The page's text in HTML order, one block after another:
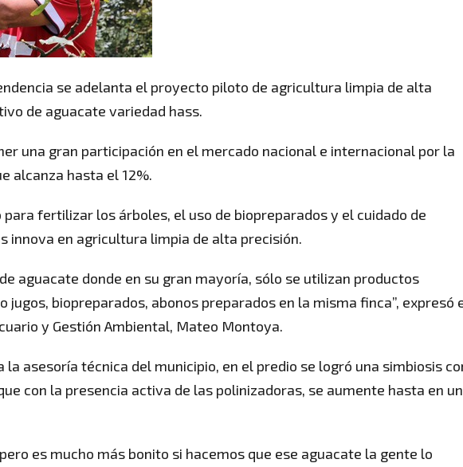
se adelanta el proyecto piloto de agricultura limpia de alta
de aguacate variedad hass.
una gran participación en el mercado nacional e internacional por la
alcanza hasta el 12%.
fertilizar los árboles, el uso de biopreparados y el cuidado de
innova en agricultura limpia de alta precisión.
aguacate donde en su gran mayoría, sólo se utilizan productos
biopreparados, abonos preparados en la misma finca”, expresó
y Gestión Ambiental, Mateo Montoya.
la asesoría técnica del municipio, en el predio se logró una simbiosis
con la presencia activa de las polinizadoras, se aumente hasta en un
es mucho más bonito si hacemos que ese aguacate la gente lo